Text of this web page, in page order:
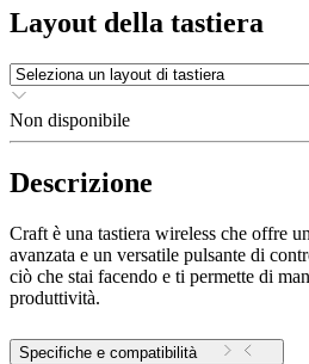
Layout della tastiera
Non disponibile
Descrizione
Craft è una tastiera wireless che offre
avanzata e un versatile pulsante di
ciò che stai facendo e ti permette di
produttività.
Specifiche e compatibilità